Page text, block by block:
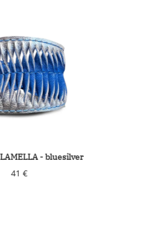
BRACELET LAMELLA -